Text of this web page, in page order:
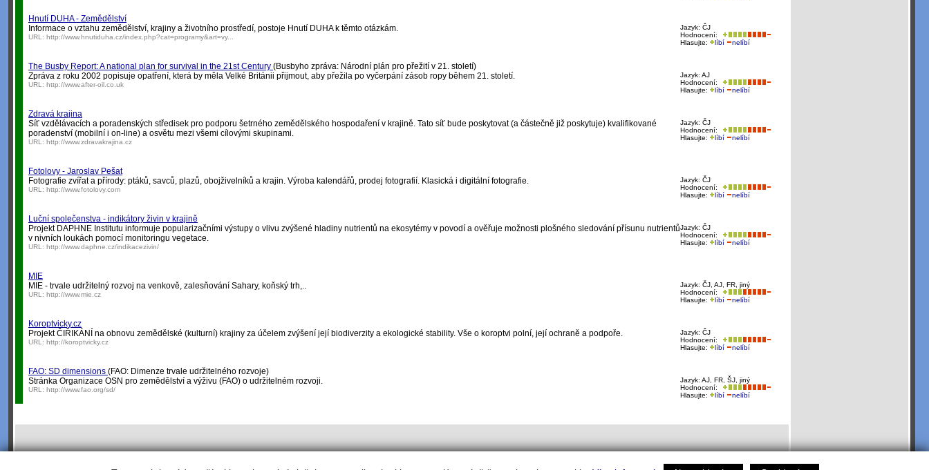
Hnutí DUHA - Zemědělství
Jazyk: ČJ
Hodnocení:
Hlasujte:
líbí nelíbí
Informace o vztahu zemědělství, krajiny a životního prostředí, postoje Hnutí DUHA k těmto otázkám.
URL: http://www.hnutiduha.cz/index.php?cat=programy&art=vy...
The Busby Report: A national plan for survival in the 21st Century (Busbyho zpráva: Národní plán pro přežití v 21. století)
Jazyk: AJ
Hodnocení:
Hlasujte:
líbí nelíbí
Zpráva z roku 2002 popisuje opatření, která by měla Velké Británii přijmout, aby přežila po vyčerpání zásob ropy během 21. století.
URL: http://www.after-oil.co.uk
Zdravá krajina
Jazyk: ČJ
Hodnocení:
Hlasujte:
líbí nelíbí
Síť vzdělávacích a poradenských středisek pro podporu šetrného zemědělského hospodaření v krajině. Tato síť bude poskytovat (a částečně již poskytuje) kvalifikované
poradenství (mobilní i on-line) a osvětu mezi všemi cílovými skupinami.
URL: http://www.zdravakrajina.cz
Fotolovy - Jaroslav Pešat
Jazyk: ČJ
Hodnocení:
Hlasujte:
líbí nelíbí
Fotografie zvířat a přírody: ptáků, savců, plazů, obojživelníků a krajin. Výroba kalendářů, prodej fotografií. Klasická i digitální fotografie.
URL: http://www.fotolovy.com
Luční společenstva - indikátory živin v krajině
Jazyk: ČJ
Hodnocení:
Hlasujte:
líbí nelíbí
Projekt DAPHNE Institutu informuje popularizačními výstupy o vlivu zvýšené hladiny nutrientů na ekosytémy v povodí a ověřuje možnosti plošného sledování přísunu nutrientů
v nivních loukách pomocí monitoringu vegetace.
URL: http://www.daphne.cz/indikacezivin/
MIE
Jazyk: ČJ, AJ, FR, jiný
Hodnocení:
Hlasujte:
líbí nelíbí
MIE - trvale udržitelný rozvoj na venkově, zalesňování Sahary, koňský trh,..
URL: http://www.mie.cz
Koroptvicky.cz
Jazyk: ČJ
Hodnocení:
Hlasujte:
líbí nelíbí
Projekt ČIŘIKÁNÍ na obnovu zemědělské (kulturní) krajiny za účelem zvýšení její biodiverzity a ekologické stability. Vše o koroptvi polní, její ochraně a podpoře.
URL: http://koroptvicky.cz
FAO: SD dimensions (FAO: Dimenze trvale udržitelného rozvoje)
Jazyk: AJ, FR, ŠJ, jiný
Hodnocení:
Hlasujte:
líbí nelíbí
Stránka Organizace OSN pro zemědělství a výživu (FAO) o udržitelném rozvoji.
URL: http://www.fao.org/sd/